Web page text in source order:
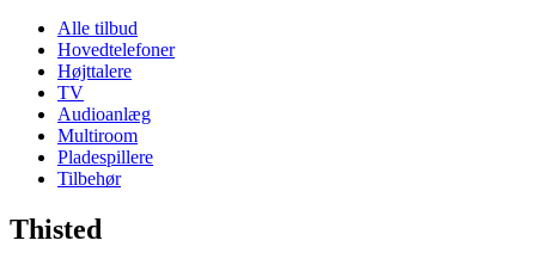
Alle tilbud
Hovedtelefoner
Højttalere
TV
Audioanlæg
Multiroom
Pladespillere
Tilbehør
Thisted